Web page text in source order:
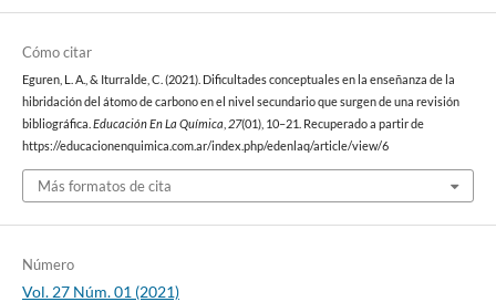
Cómo citar
Eguren, L. A., & Iturralde, C. (2021). Dificultades conceptuales en la enseñanza de la
hibridación del átomo de carbono en el nivel secundario que surgen de una revisión
bibliográfica. Educación En La Química 27(01), 10–21. Recuperado a partir de
https://educacionenquimica.com.ar/index.php/edenlaq/article/view/6
Más formatos de cita
Número
Vol. 27 Núm. 01 (2021)